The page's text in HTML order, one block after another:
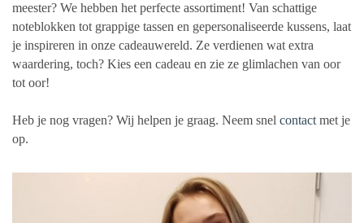
meester? We hebben het perfecte assortiment! Van schattige
noteblokken tot grappige tassen en gepersonaliseerde kussens, laat
je inspireren in onze cadeauwereld. Ze verdienen wat extra
waardering, toch? Kies een cadeau en zie ze glimlachen van oor
tot oor!
Heb je nog vragen? Wij helpen je graag. Neem snel contactmet je
op.